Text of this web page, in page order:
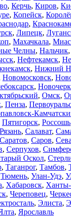
, Керчь, Киров,
, Копейск,
,
, Липецк,
, Махачкала,
Челны, Нальчик,
, Нефтекамск,
, Нижний
Новомосковск,
,
, Омск,
, Пенза,
Пятигорск, Россошь
Рязань, Салават,
Саратов, Саров,
, Серпухов,
Оскол,
, Таганрог, Тамбов,
Тюмень, Улан-Удэ,
, Хабаровск,
, Череповец,
, Элиста,
, Ярославль